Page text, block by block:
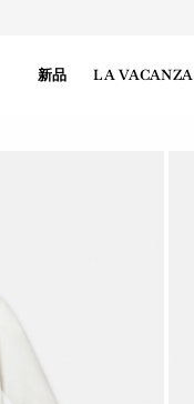
新品 LA VACANZA